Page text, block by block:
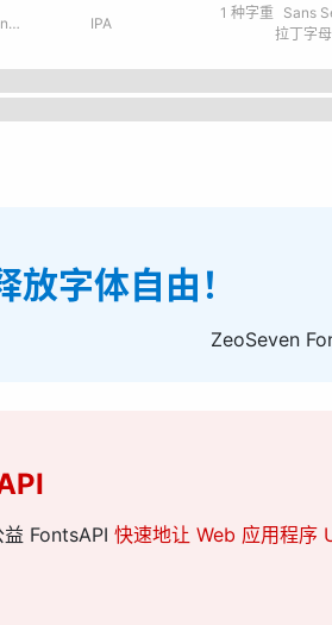
IPA
1 种字重 Sans Serif
放字体自由！
ZeoSeven
FontsAPI 快速地让 Web 应用程序